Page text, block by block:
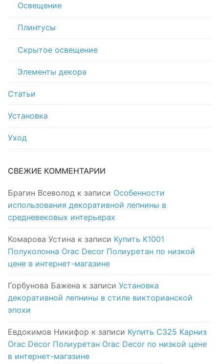
Освещение
Плинтусы
Скрытое освещение
Элементы декора
Статьи
Установка
Уход
СВЕЖИЕ КОММЕНТАРИИ
Брагин Всеволод к записи Особенности
использования декоративной лепнины в
средневековых интерьерах
Комарова Устина к записи Купить K1001
Полуколонна Orac Decor Полиуретан по низкой
цене в интернет-магазине
Горбунова Бажена к записи Установка
декоративной лепнины в стиле викторианской
эпохи
Евдокимов Никифор к записи Купить C325 Карниз
Orac Decor Полиуретан Orac Decor по низкой цене
в интернет-магазине